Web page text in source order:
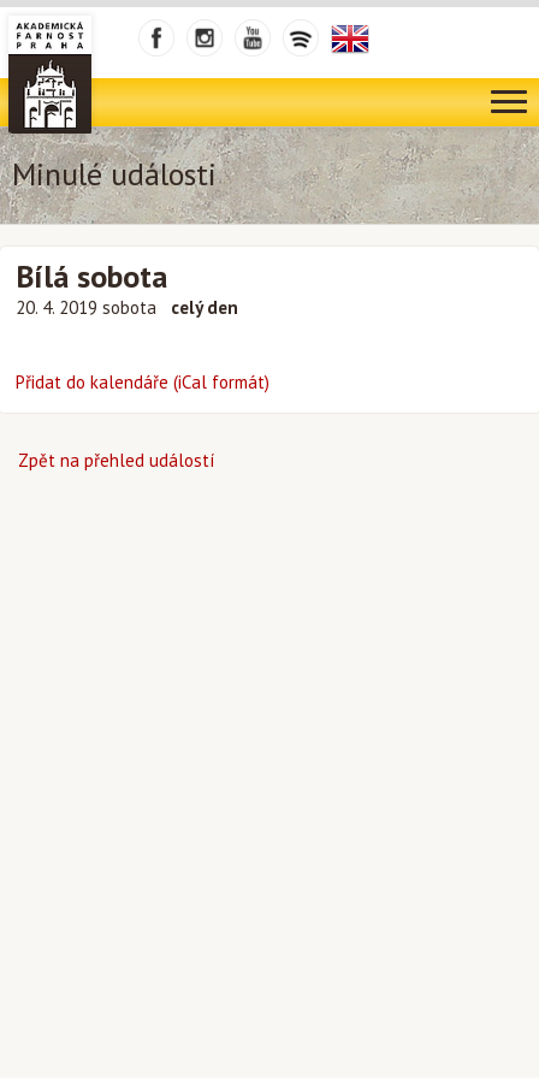
Minulé události
Bílá sobota
20. 4. 2019 sobota celý den
Přidat do kalendáře (iCal formát)
Zpět na přehled událostí